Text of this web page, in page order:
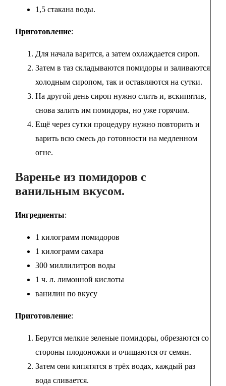
1,5 стакана воды.
Приготовление:
Для начала варится, а затем охлаждается сироп.
Затем в таз складываются помидоры и заливаются
холодным сиропом, так и оставляются на сутки.
На другой день сироп нужно слить и, вскипятив,
снова залить им помидоры, но уже горячим.
Ещё через сутки процедуру нужно повторить и
варить всю смесь до готовности на медленном
огне.
Варенье из помидоров с
ванильным вкусом.
Ингредиенты:
1 килограмм помидоров
1 килограмм сахара
300 миллилитров воды
1 ч. л. лимонной кислоты
ванилин по вкусу
Приготовление:
Берутся мелкие зеленые помидоры, обрезаются со
стороны плодоножки и очищаются от семян.
Затем они кипятятся в трёх водах, каждый раз
вода сливается.